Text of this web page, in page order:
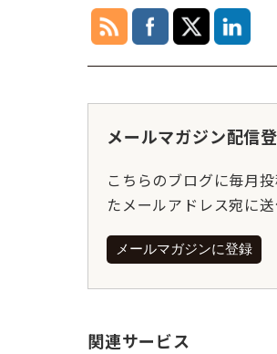
メールマガジン配信
こちらのブログに毎月
たメールアドレス宛に
メールマガジンに登録
関連サービス